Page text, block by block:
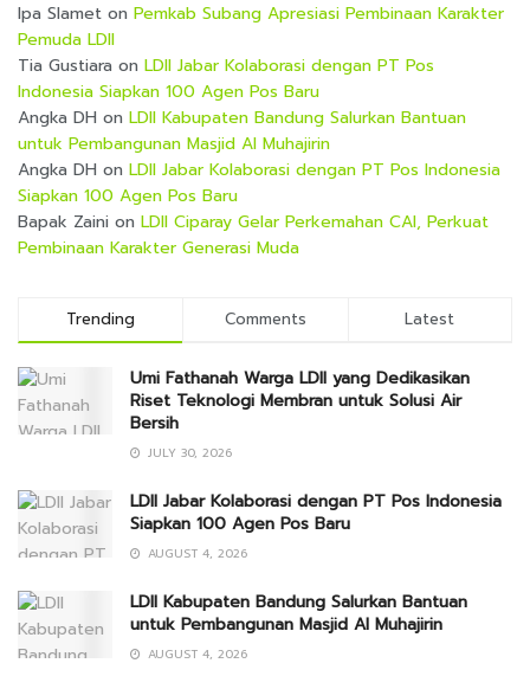
Ipa Slamet on Pemkab Subang Apresiasi Pembinaan Karakter
Pemuda LDII
Tia Gustiara on LDII Jabar Kolaborasi dengan PT Pos
Indonesia Siapkan 100 Agen Pos Baru
Angka DH on LDII Kabupaten Bandung Salurkan Bantuan
untuk Pembangunan Masjid Al Muhajirin
Angka DH on LDII Jabar Kolaborasi dengan PT Pos Indonesia
Siapkan 100 Agen Pos Baru
Bapak Zaini on LDII Ciparay Gelar Perkemahan CAI, Perkuat
Pembinaan Karakter Generasi Muda
Trending Comments Latest
Umi Fathanah Warga LDII yang Dedikasikan
Riset Teknologi Membran untuk Solusi Air
Bersih
JULY 30, 2026
LDII Jabar Kolaborasi dengan PT Pos Indonesia
Siapkan 100 Agen Pos Baru
AUGUST 4, 2026
LDII Kabupaten Bandung Salurkan Bantuan
untuk Pembangunan Masjid Al Muhajirin
AUGUST 4, 2026